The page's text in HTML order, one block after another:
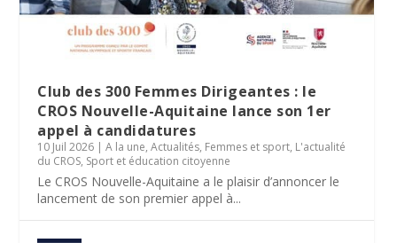
Le Village des Sports 2026 : dix jours de
partage et d’engagement
La minute RSO – Mai 2026
SPORT DATING 2026 : une matinée dédiée
à l’emploi et aux métiers du sport
Club des 300 Femmes Dirigeantes : le
CROS Nouvelle-Aquitaine lance son 1er
appel à candidatures
10 Juil 2026 |A la une,Actualités, Femmes et sport, L'actualité
du CROS, Sport et éducation citoyenne
Le CROS Nouvelle-Aquitaine a le plaisir d’annoncer le
lancement de son premier appel à...